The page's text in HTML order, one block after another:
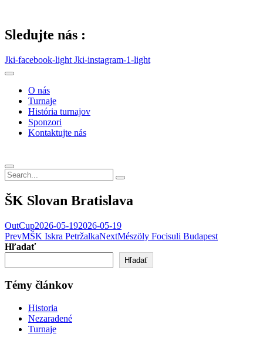
content
Sledujte nás :
Jki-facebook-light Jki-instagram-1-light
O nás
Turnaje
História turnajov
Sponzori
Kontaktujte nás
ŠK Slovan Bratislava
OutCup2026-05-192026-05-19
Post
navigation
PrevMŠK Iskra PetržalkaNextMészöly Focisuli Budapest
Hľadať
Hľadať
Témy článkov
Historia
Nezaradené
Turnaje